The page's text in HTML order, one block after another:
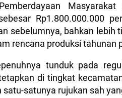
Rp1.800.000.000
sebelumnya, bahkan lebih
rencana produksi tahunan
tunduk pada
di tingkat
satunya rujukan sah